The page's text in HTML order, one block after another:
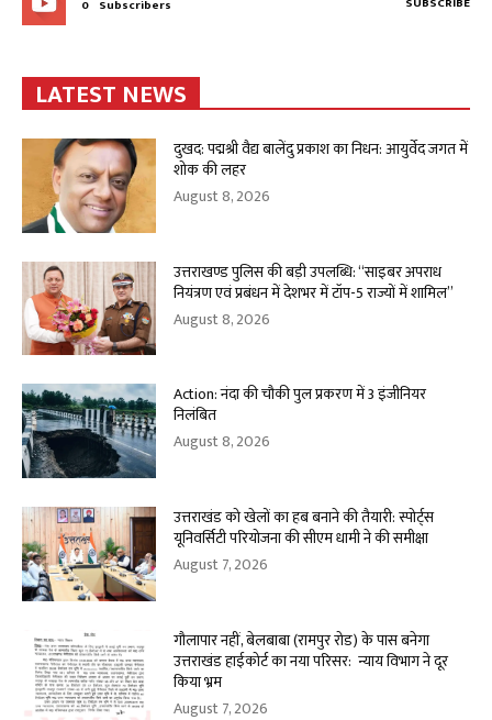
0 Subscribers
LATEST NEWS
दुखद: पद्मश्री वैद्य बालेंदु प्रकाश का निधन: आयुर्वेद जगत में
शोक की लहर
August 8, 2026
उत्तराखण्ड पुलिस की बड़ी उपलब्धि: “साइबर अपराध
नियंत्रण एवं प्रबंधन में देशभर में टॉप-5 राज्यों में शामिल”
August 8, 2026
Action: नंदा की चौकी पुल प्रकरण में 3 इंजीनियर
निलंबित
August 8, 2026
उत्तराखंड को खेलों का हब बनाने की तैयारी: स्पोर्ट्स
यूनिवर्सिटी परियोजना की सीएम धामी ने की समीक्षा
August 7, 2026
गौलापार नहीं, बेलबाबा (रामपुर रोड) के पास बनेगा
उत्तराखंड हाईकोर्ट का नया परिसर: न्याय विभाग ने दूर
किया भ्रम
August 7, 2026